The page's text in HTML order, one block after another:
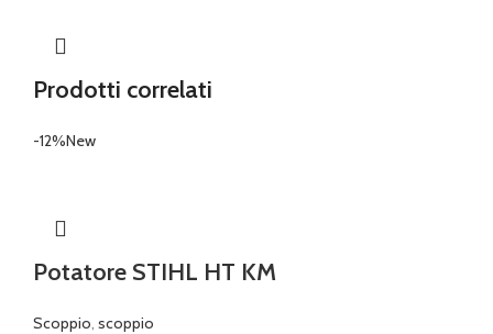
Prodotti correlati
-12%New
Potatore STIHL HT KM
Scoppio, scoppio